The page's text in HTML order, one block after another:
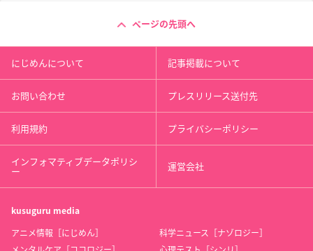
ページの先頭へ
にじめんについて 記事掲載について
お問い合わせ プレスリリース送付先
利用規約 プライバシーポリシー
インフォマティブデータポリシ
ー 運営会社
kusuguru media
アニメ情報［にじめん］
科学ニュース［ナゾロジー］